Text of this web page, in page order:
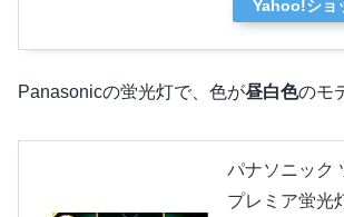
Yahoo!ショ
Panasonicの蛍光灯で、色が昼白色のモ
パナソニック
プレミア蛍光